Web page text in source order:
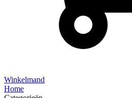
Winkelmand
Home